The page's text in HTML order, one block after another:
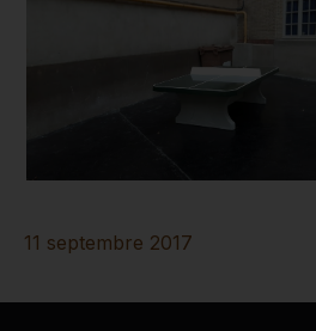
11 septembre 2017